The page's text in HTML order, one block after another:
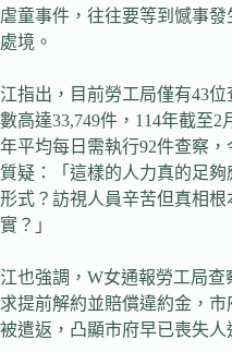
虐童事件，往往要等到憾事
處境。
江指出，目前勞工局僅有43
數高達33,749件，114年截至
年平均每日需執行92件查察
質疑：「這樣的人力真的足
形式？訪視人員辛苦但真相
實？」
江也強調，W女通報勞工局
求提前解約並賠償違約金，
被遣返，凸顯市府早已喪失人